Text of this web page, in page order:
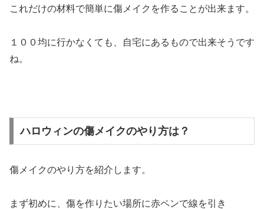
これだけの材料で簡単に傷メイクを作ることが出来ます。
１００均に行かなくても、自宅にあるもので出来そうです
ね。
ハロウィンの傷メイクのやり方は？
傷メイクのやり方を紹介します。
まず初めに、傷を作りたい場所に赤ペンで線を引き